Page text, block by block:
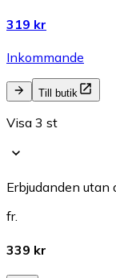
319 kr
Inkommande
Till butik
Visa 3 st
Erbjudanden utan
fr.
339 kr